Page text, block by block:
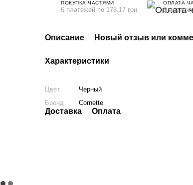
ПОКУПКА ЧАСТЯМИ
6 платежей по 178.17 грн
ОПЛАТА
6
Описание Новый отзыв или
Характеристики
Цвет
Черный
Бренд
Cornette
Доставка Оплата